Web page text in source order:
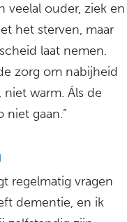
veelal ouder, ziek en
het sterven, maar
laat nemen.
zorg om nabijheid
niet warm. Áls de
gaan.”
regelmatig vragen
dementie, en ik